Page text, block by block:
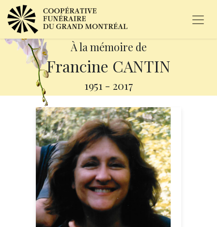
À la mémoire de
Francine CANTIN
1951 - 2017